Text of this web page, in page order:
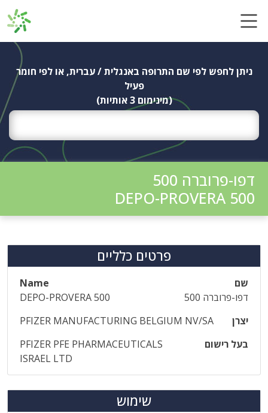
ניתן לחפש לפי שם התרופה באנגלית / עברית, או לפי חומר
פעיל
(מינימום 3 אותיות)
דפו-פרוברה 500
DEPO-PROVERA 500
פרטים כלליים
שם
Name
דפו-פרוברה 500
DEPO-PROVERA 500
יצרן
PFIZER MANUFACTURING BELGIUM NV/SA
בעל רישום
PFIZER PFE PHARMACEUTICALS
ISRAEL LTD
שימוש